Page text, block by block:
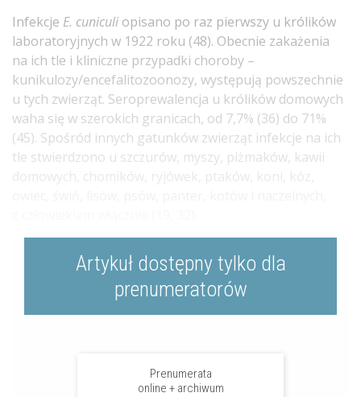
Infekcje E. cuniculi opisano po raz pierwszy u królików
laboratoryjnych w 1922 roku (48). Obecnie zakażenia
na ich tle i kliniczne przypadki choroby –
kunikulozy/encefalitozoonozy, występują powszechnie
u tych zwierząt. Seroprewalencja u królików domowych
waha się w szerokich granicach, od 7,7% (36) do 71%
(45). Spośród innych gatunków zwierząt infekcje na ich
tle stwierdzono u szczurów, myszy, piżmaków, kawii
domowych, chomików, ryjówek, ptaków, koni, kóz,
Artykuł dostępny tylko dla
prenumeratorów
Prenumerata
online + archiwum